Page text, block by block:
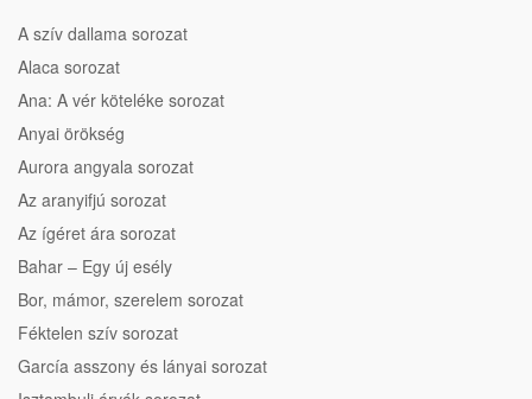
A szív dallama sorozat
Alaca sorozat
Ana: A vér köteléke sorozat
Anyai örökség
Aurora angyala sorozat
Az aranyifjú sorozat
Az ígéret ára sorozat
Bahar – Egy új esély
Bor, mámor, szerelem sorozat
Féktelen szív sorozat
García asszony és lányai sorozat